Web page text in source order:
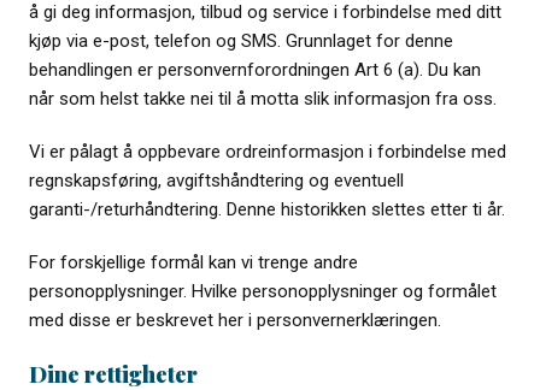
å gi deg informasjon, tilbud og service i forbindelse med ditt
kjøp via e-post, telefon og SMS. Grunnlaget for denne
behandlingen er personvernforordningen Art 6 (a). Du kan
når som helst takke nei til å motta slik informasjon fra oss.
Vi er pålagt å oppbevare ordreinformasjon i forbindelse med
regnskapsføring, avgiftshåndtering og eventuell
garanti-/returhåndtering. Denne historikken slettes etter ti år.
For forskjellige formål kan vi trenge andre
personopplysninger. Hvilke personopplysninger og formålet
med disse er beskrevet her i personvernerklæringen.
Dine rettigheter